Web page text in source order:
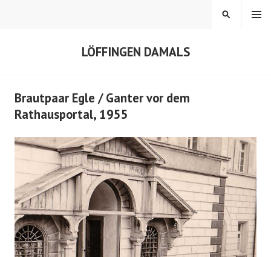
LÖFFINGEN DAMALS
MENÜ
SUCHEN
Brautpaar Egle / Ganter vor dem
Rathausportal, 1955